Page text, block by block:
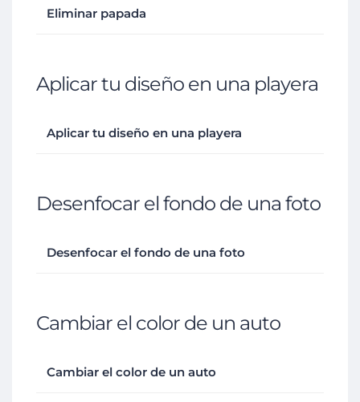
Eliminar papada
Aplicar tu diseño en una playera
Aplicar tu diseño en una playera
Desenfocar el fondo de una foto
Desenfocar el fondo de una foto
Cambiar el color de un auto
Cambiar el color de un auto